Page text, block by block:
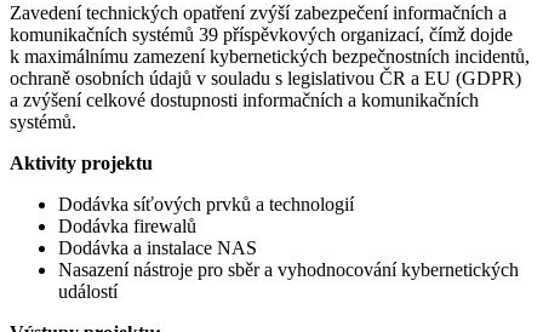
Zavedení technických opatření zvýší zabezpečení informačních a
komunikačních systémů 39 příspěvkových organizací, čímž dojde
k maximálnímu zamezení kybernetických bezpečnostních incidentů,
ochraně osobních údajů v souladu s legislativou ČR a EU (GDPR)
a zvýšení celkové dostupnosti informačních a komunikačních
systémů.
Aktivity projektu
Dodávka síťových prvků a technologií
Dodávka firewalů
Dodávka a instalace NAS
Nasazení nástroje pro sběr a vyhodnocování kybernetických
událostí